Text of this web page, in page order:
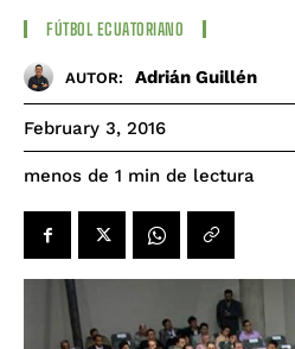
FÚTBOL ECUATORIANO
AUTOR: Adrián Guillén
February 3, 2016
menos de 1 min de lectura